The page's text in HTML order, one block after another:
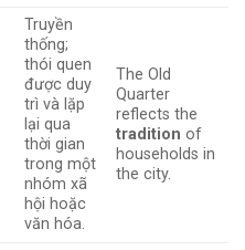
Truyền
thống;
thói quen
được duy
trì và lặp
lại qua
thời gian
trong một
nhóm xã
hội hoặc
văn hóa.
The Old
Quarter
reflects the
tradition of
households in
the city.